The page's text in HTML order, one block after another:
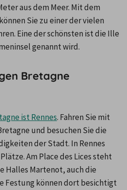
aus dem Meer. Mit dem
Sie zu einer der vielen
Eine der schönsten ist die Ille
genannt wird.
Bretagne
ist Rennes. Fahren Sie mit
und besuchen Sie die
der Stadt. In Rennes
Am Place des Lices steht
Halles Martenot, auch die
Festung können dort besichtigt